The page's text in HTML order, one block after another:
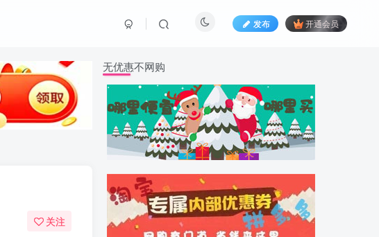
发布 开通会员
关注
无优惠不网购